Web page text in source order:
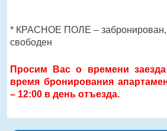
* КРАСНОЕ ПОЛЕ –
свободен
Просим Вас о времени
время бронирования
– 12:00 в день отъезда.